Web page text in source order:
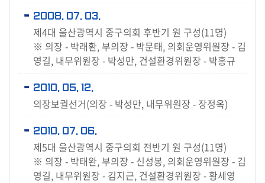
2008. 07. 03.
제4대 울산광역시 중구의회 후반기 원 구성(11명)
※ 의장 - 박래환, 부의장 - 박문태, 의회운영위원장 - 김
영길, 내무위원장 - 박성만, 건설환경위원장 - 박홍규
2010. 05. 12.
의장보궐선거(의장 - 박성만, 내무위원장 - 장정옥)
2010. 07. 06.
제5대 울산광역시 중구의회 전반기 원 구성(11명)
※ 의장 - 박태완, 부의장 - 신성봉, 의회운영위원장 - 김
영길, 내무위원장 - 김지근, 건설환경위원장 - 황세영